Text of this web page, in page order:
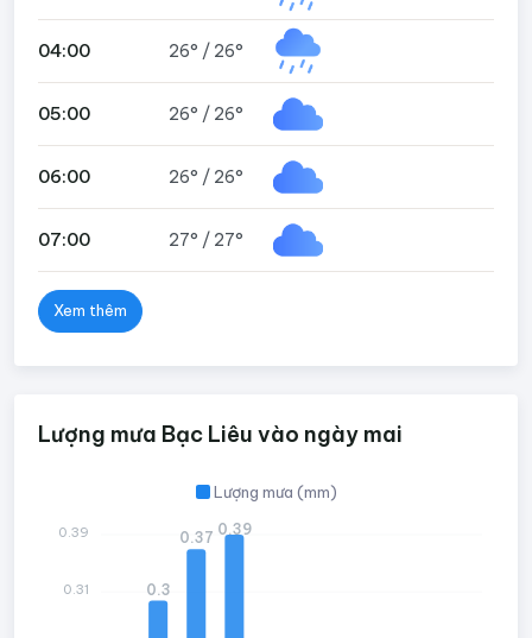
04:00 26° / 26°
05:00 26° / 26°
06:00 26° / 26°
07:00 27° / 27°
Xem thêm
Lượng mưa Bạc Liêu vào ngày mai
Lượng mưa (mm)
0.3
0.37 0.39
0.39
0.31